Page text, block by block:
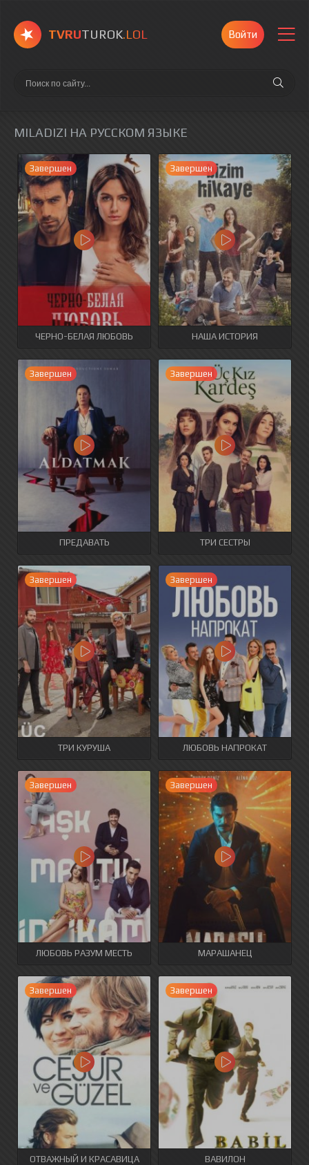
TVRUTUROK.LOL Войти
MILADIZI НА РУССКОМ ЯЗЫКЕ
Завершен
ЧЕРНО-БЕЛАЯ ЛЮБОВЬ
Завершен
НАША ИСТОРИЯ
Завершен
ПРЕДАВАТЬ
Завершен
ТРИ СЕСТРЫ
Завершен
ТРИ КУРУША
Завершен
ЛЮБОВЬ НАПРОКАТ
Завершен
ЛЮБОВЬ РАЗУМ МЕСТЬ
Завершен
МАРАШАНЕЦ
Завершен
ОТВАЖНЫЙ И КРАСАВИЦА
Завершен
ВАВИЛОН